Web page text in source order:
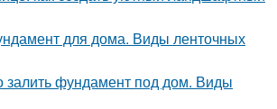
для дома. Виды ленточных
залить фундамент под дом. Виды